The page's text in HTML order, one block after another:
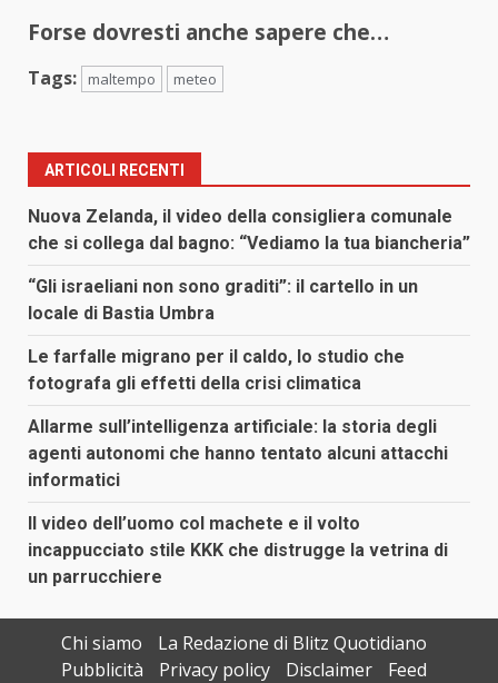
Forse dovresti anche sapere che…
Tags: maltempo meteo
ARTICOLI RECENTI
Nuova Zelanda, il video della consigliera comunale
che si collega dal bagno: “Vediamo la tua biancheria”
“Gli israeliani non sono graditi”: il cartello in un
locale di Bastia Umbra
Le farfalle migrano per il caldo, lo studio che
fotografa gli effetti della crisi climatica
Allarme sull’intelligenza artificiale: la storia degli
agenti autonomi che hanno tentato alcuni attacchi
informatici
Il video dell’uomo col machete e il volto
incappucciato stile KKK che distrugge la vetrina di
un parrucchiere
Chi siamo
La Redazione di Blitz Quotidiano
Pubblicità
Privacy policy Disclaimer Feed